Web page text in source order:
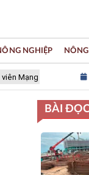
lưới các Thành phố
NGHIỆP
BÀI